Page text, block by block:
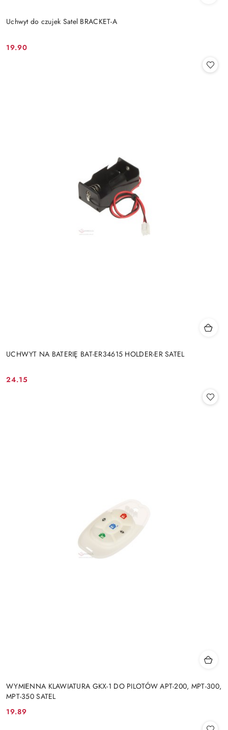
Uchwyt do czujek Satel BRACKET-A
Cena:
19.90
UCHWYT NA BATERIĘ BAT-ER34615 HOLDER-ER SATEL
Cena:
24.15
WYMIENNA KLAWIATURA GKX-1 DO PILOTÓW APT-200, MPT-300,
MPT-350 SATEL
Cena:
19.89